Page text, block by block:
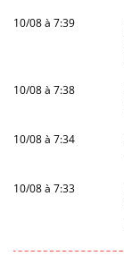
10/08 à 7:39
10/08 à 7:38
10/08 à 7:34
10/08 à 7:33